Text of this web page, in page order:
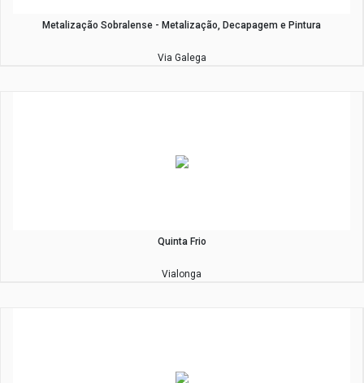
Metalização Sobralense - Metalização, Decapagem e Pintura
Via Galega
Quinta Frio
Vialonga